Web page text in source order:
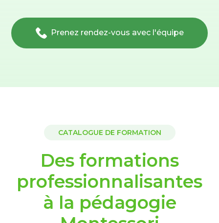
Prenez rendez-vous avec l'équipe
CATALOGUE DE FORMATION
Des formations
professionnalisantes
à la pédagogie